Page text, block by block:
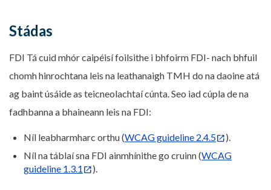
Stádas
FDI Tá cuid mhór caipéisí foilsithe i bhfoirm FDI- nach bhfuil
chomh hinrochtana leis na leathanaigh TMH do na daoine atá
ag baint úsáide as teicneolachtaí cúnta. Seo iad cúpla de na
fadhbanna a bhaineann leis na FDI:
Níl leabharmharc orthu (WCAG guideline 2.4.5
).
Níl na táblaí sna FDI ainmhínithe go cruinn (WCAG
guideline 1.3.1
).